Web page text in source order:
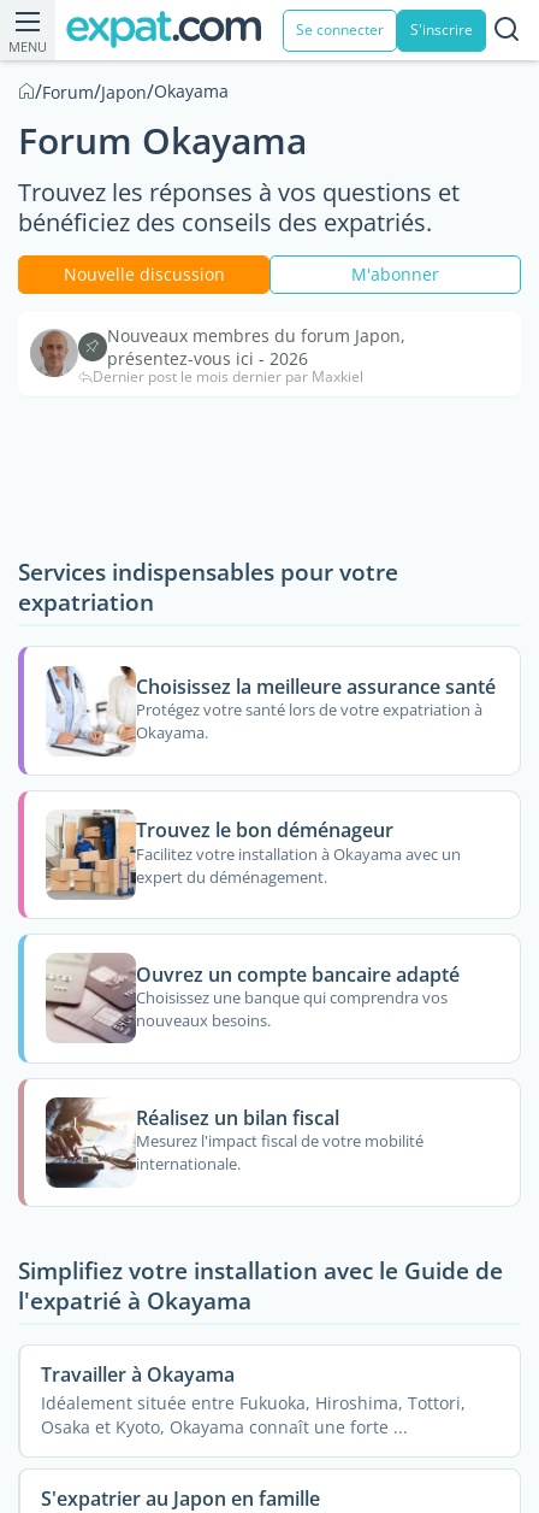
MENU
Se connecter S'inscrire
/Forum/Japon/Okayama
Forum Okayama
Trouvez les réponses à vos questions et
bénéficiez des conseils des expatriés.
Nouvelle discussion M'abonner
Nouveaux membres du forum Japon,
présentez-vous ici - 2026
Dernier post le mois dernier par Maxkiel
Services indispensables pour votre
expatriation
Choisissez la meilleure assurance santé
Protégez votre santé lors de votre expatriation à
Okayama.
Trouvez le bon déménageur
Facilitez votre installation à Okayama avec un
expert du déménagement.
Ouvrez un compte bancaire adapté
Choisissez une banque qui comprendra vos
nouveaux besoins.
Réalisez un bilan fiscal
Mesurez l'impact fiscal de votre mobilité
internationale.
Simplifiez votre installation avec le Guide de
l'expatrié à Okayama
Travailler à Okayama
Idéalement située entre Fukuoka, Hiroshima, Tottori,
Osaka et Kyoto, Okayama connaît une forte ...
S'expatrier au Japon en famille